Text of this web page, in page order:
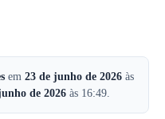
em 23 de junho de 2026 às
de 2026 às 16:49.